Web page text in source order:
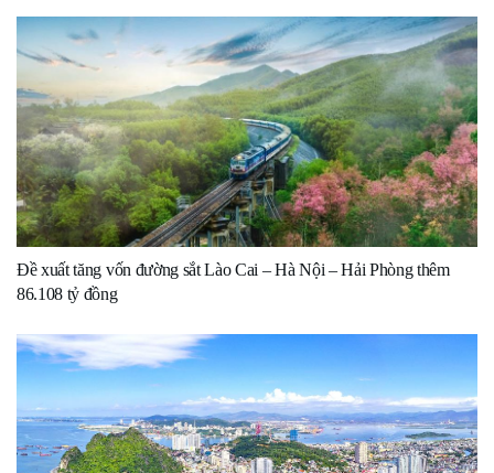
Đề xuất tăng vốn đường sắt Lào Cai – Hà Nội – Hải Phòng thêm
86.108 tỷ đồng